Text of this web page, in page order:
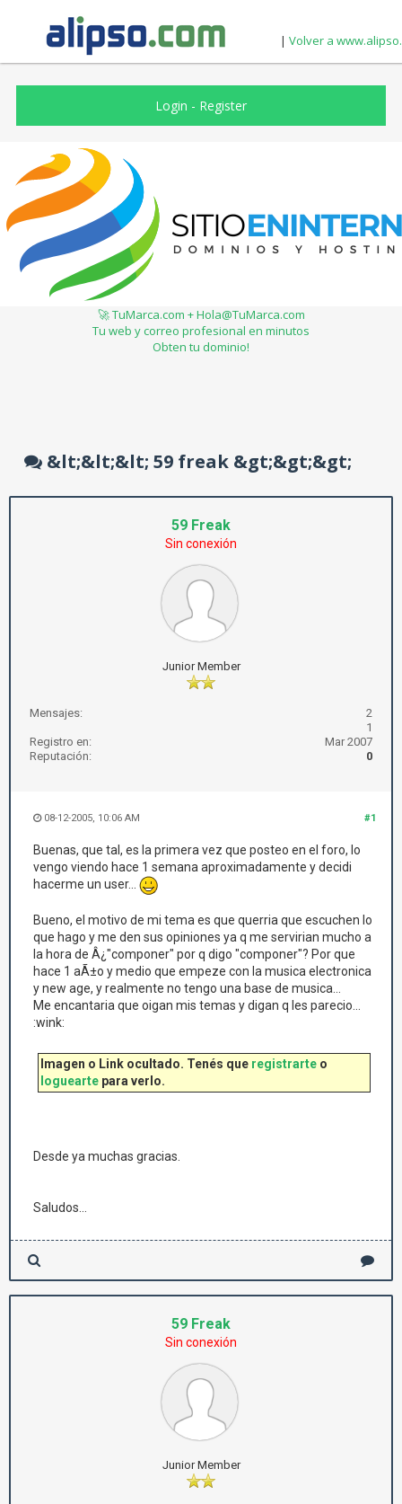
| Volver a
Login - Register
🚀 TuMarca.com + Hola@TuMarca.com
Tu web y correo profesional en minutos
Obten tu dominio!
&lt;&lt;&lt; 59 freak &gt;&gt;&gt;
59 Freak
Sin conexión
Junior Member
Mensajes:
2
1
Registro en:
Mar 2007
Reputación:
0
#1
08-12-2005, 10:06 AM
Buenas, que tal, es la primera vez que posteo en el foro, lo
vengo viendo hace 1 semana aproximadamente y decidi
hacerme un user...
Bueno, el motivo de mi tema es que querria que escuchen lo
que hago y me den sus opiniones ya q me servirian mucho a
la hora de Â¿"componer" por q digo "componer"? Por que
hace 1 aÃ±o y medio que empeze con la musica electronica
y new age, y realmente no tengo una base de musica...
Me encantaria que oigan mis temas y digan q les parecio...
:wink:
Imagen o Link ocultado. Tenés que registrarte o
loguearte para verlo.
Desde ya muchas gracias.
Saludos...
59 Freak
Sin conexión
Junior Member